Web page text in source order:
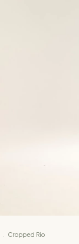
Cropped Rio